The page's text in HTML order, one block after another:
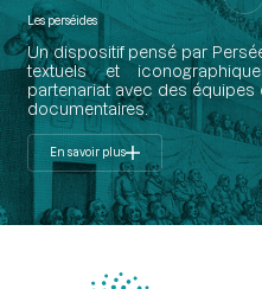
Les perséides
Un dispositif pensé par
textuels et
partenariat avec des
documentaires.
En savoir plus